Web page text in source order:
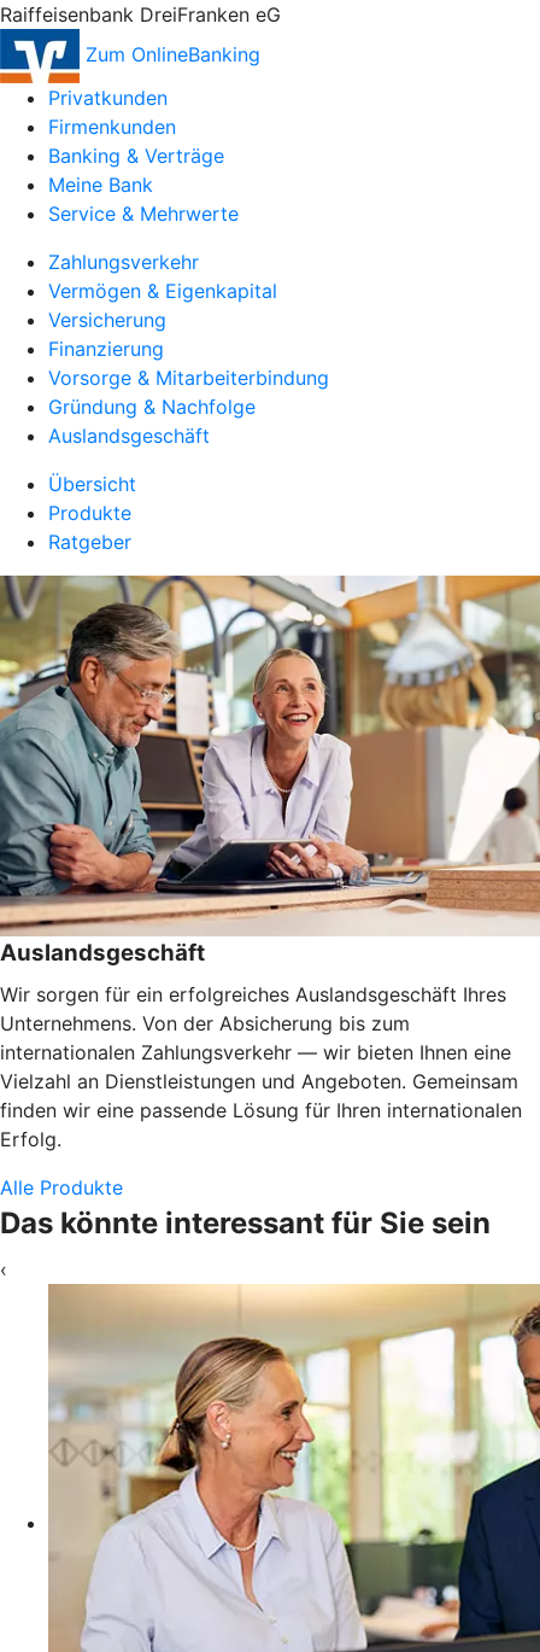
Raiffeisenbank DreiFranken eG
Zum OnlineBanking
Privatkunden
Firmenkunden
Banking & Verträge
Meine Bank
Service & Mehrwerte
Zahlungsverkehr
Vermögen & Eigenkapital
Versicherung
Finanzierung
Vorsorge & Mitarbeiterbindung
Gründung & Nachfolge
Auslandsgeschäft
Übersicht
Produkte
Ratgeber
Auslandsgeschäft
Wir sorgen für ein erfolgreiches Auslandsgeschäft Ihres
Unternehmens. Von der Absicherung bis zum
internationalen Zahlungsverkehr — wir bieten Ihnen eine
Vielzahl an Dienstleistungen und Angeboten. Gemeinsam
finden wir eine passende Lösung für Ihren internationalen
Erfolg.
Alle Produkte
Das könnte interessant für Sie sein
‹